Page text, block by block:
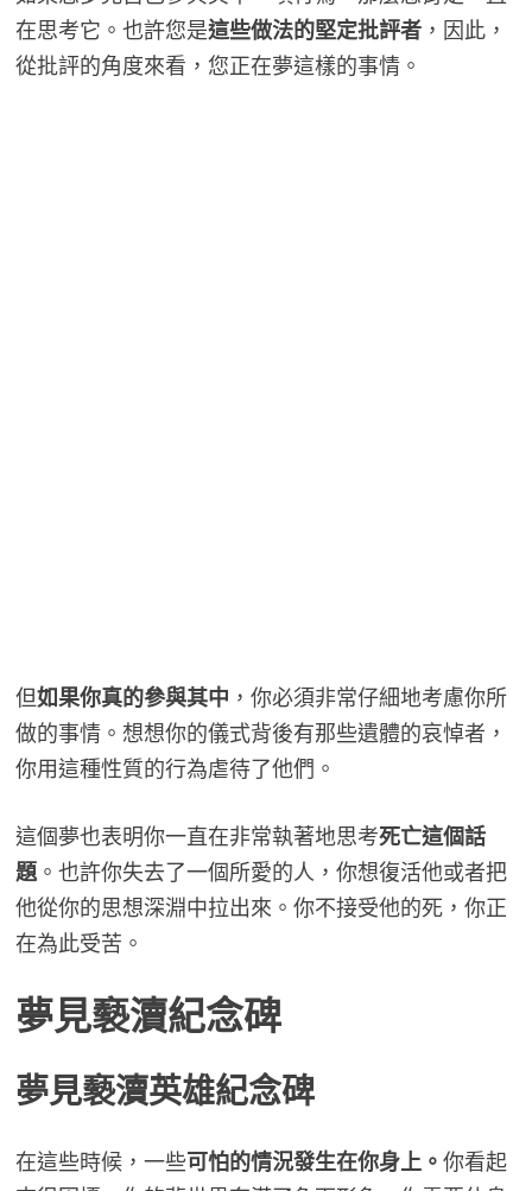
在思考它。也許您是這些做法的堅定批評者，因此，
從批評的角度來看，您正在夢這樣的事情。
但如果你真的參與其中 ，你必須非常仔細地考慮你所
做的事情。想想你的儀式背後有那些遺體的哀悼者，
你用這種性質的行為虐待了他們。
這個夢也表明你一直在非常執著地思考死亡這個話
題。也許你失去了一個所愛的人，你想復活他或者把
他從你的思想深淵中拉出來。你不接受他的死，你正
在為此受苦。
夢見褻瀆紀念碑
夢見褻瀆英雄紀念碑
在這些時候，一些可怕的情況發生在你身上。 你看起